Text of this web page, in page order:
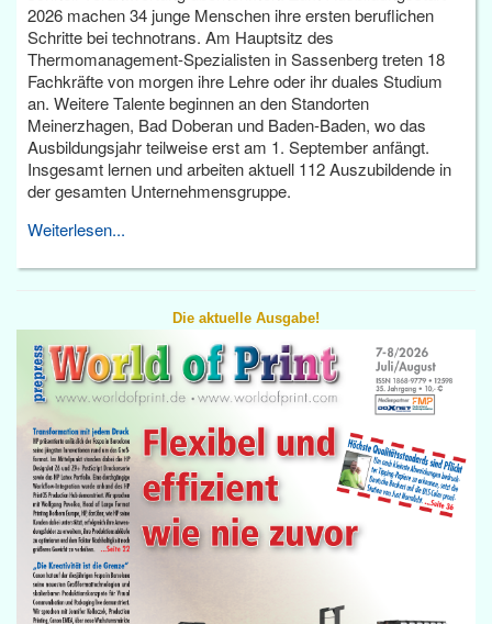
2026 machen 34 junge Menschen ihre ersten beruflichen
Schritte bei technotrans. Am Hauptsitz des
Thermomanagement-Spezialisten in Sassenberg treten 18
Fachkräfte von morgen ihre Lehre oder ihr duales Studium
an. Weitere Talente beginnen an den Standorten
Meinerzhagen, Bad Doberan und Baden-Baden, wo das
Ausbildungsjahr teilweise erst am 1. September anfängt.
Insgesamt lernen und arbeiten aktuell 112 Auszubildende in
der gesamten Unternehmensgruppe.
Weiterlesen...
Die aktuelle Ausgabe!